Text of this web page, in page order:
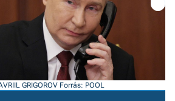
- heti
GRIGOROV Forrás: POOL